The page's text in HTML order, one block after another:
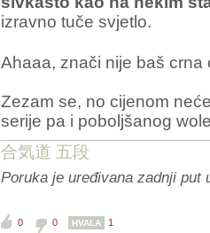
izravno tuče svjetlo.
Ahaaa, znači nije baš
Zezam se, no cijenom
serije pa i poboljšanog
合気道 五段
Poruka je uređivana zadnji put
0 0 HVALA 1